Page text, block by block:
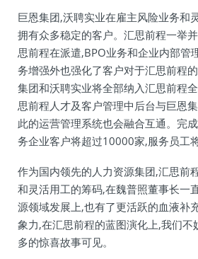
巨恩集团,沃聘实业在雇主风险业务和
拥有众多稳定的客户。汇思前程一举
思前程在派遣,BPO业务和企业内部管
务增强外也强化了客户对于汇思前程
集团和沃聘实业将全部纳入汇思前程
思前程人才及客户管理中后台与巨恩
此的运营管理系统也会融合互通。完
务企业客户将超过10000家,服务员工
作为国内领先的人力资源集团,汇思前
和灵活用工的筹码,在魏普照董事长一
源领域发展上,也有了更活跃的血液补
象力,在汇思前程的蓝图演化上,我们不
多的惊喜故事可见。